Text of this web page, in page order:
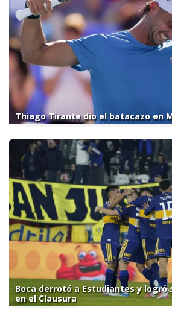
Thiago Tirante dio el batacazo en
Boca derrotó a Estudiantes y logró
en el Clausura